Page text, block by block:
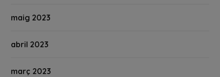
maig 2023
abril 2023
març 2023